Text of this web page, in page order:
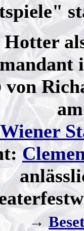
Hotter
von
Wiener
→